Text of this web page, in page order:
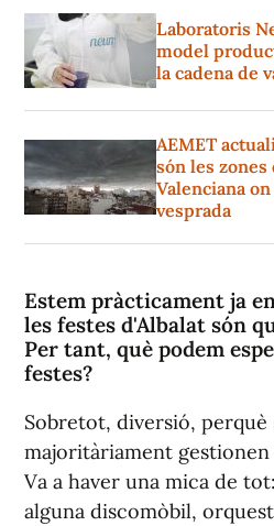
Laboratoris
model
la cadena de
AEMET
són les
Valenciana
vesprada
Estem pràcticament ja
les festes d'Albalat són
Per tant, què podem
festes?
Sobretot, diversió, perquè
majoritàriament gestionen
Va a haver una mica de
alguna discomòbil,